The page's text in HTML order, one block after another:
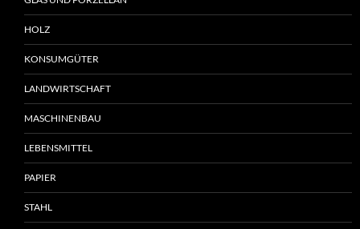
HOLZ
KONSUMGÜTER
LANDWIRTSCHAFT
MASCHINENBAU
LEBENSMITTEL
PAPIER
STAHL